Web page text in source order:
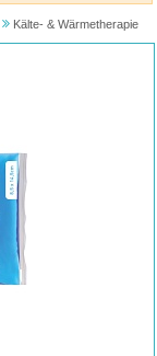
Kälte- & Wärmetherapie